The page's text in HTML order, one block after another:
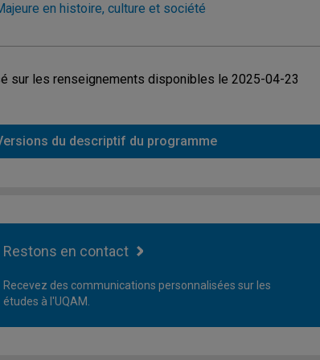
en histoire, culture et société
sur les renseignements disponibles le 2025-04-23
du descriptif du programme
Restons en contact
Recevez des communications personnalisées sur les
études à l'UQAM.